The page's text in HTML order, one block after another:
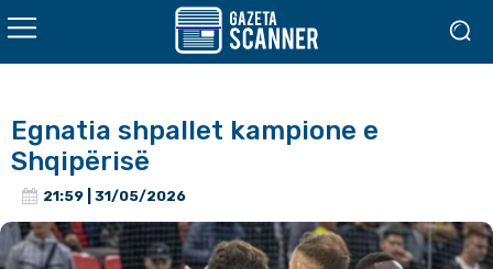
Egnatia shpallet kampione e
Shqipërisë
21:59 | 31/05/2026